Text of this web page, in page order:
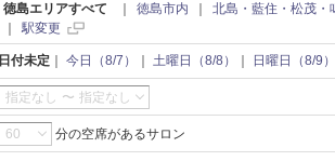
徳島エリアすべて 徳島市内 北島・藍住・松茂・
駅変更
日付未定 今日（8/7） 土曜日（8/8） 日曜日（8/9）
指定なし 〜 指定なし
分の空席があるサロン